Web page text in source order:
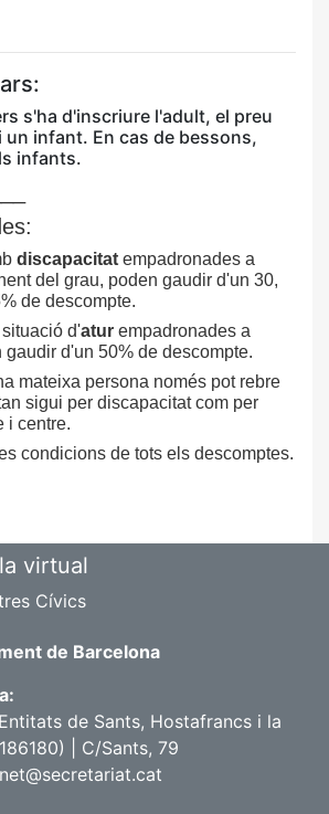
s'ha d'inscriure l'adult, el preu
infant. En cas de bessons,
infants.
discapacitat empadronades a
del grau, poden gaudir d'un 30,
de descompte.
d'atur empadronades a
gaudir d'un 50% de descompte.
mateixa persona només pot rebre
sigui per discapacitat com per
i centre.
condicions de tots els descomptes.
virtual
Cívics
de Barcelona
de Sants, Hostafrancs i la
| C/Sants, 79